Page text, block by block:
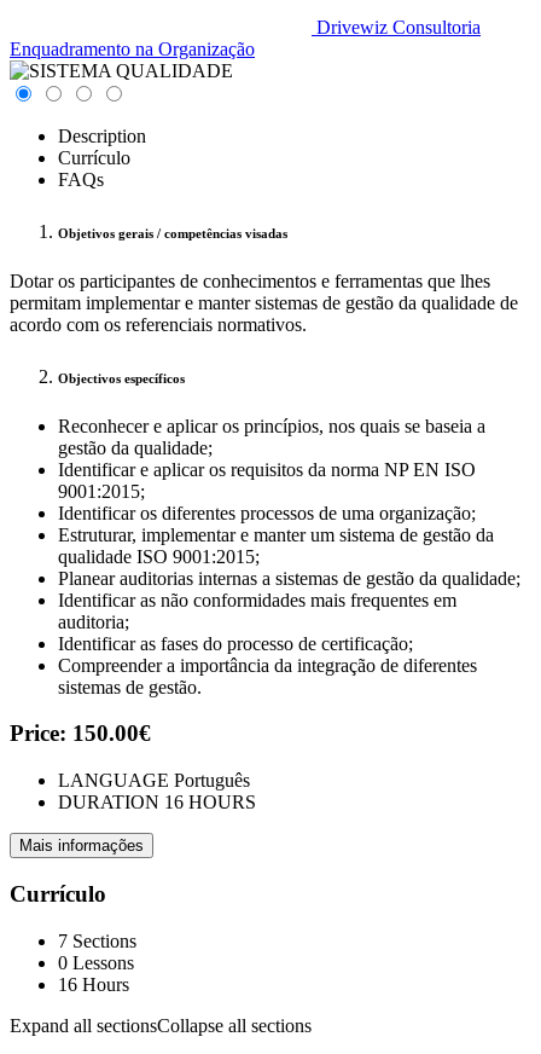
Drivewiz Consultoria
Enquadramento na Organização
Description
Currículo
FAQs
Objetivos gerais / competências visadas
Dotar os participantes de conhecimentos e ferramentas que lhes
permitam implementar e manter sistemas de gestão da qualidade de
acordo com os referenciais normativos.
Objectivos específicos
Reconhecer e aplicar os princípios, nos quais se baseia a
gestão da qualidade;
Identificar e aplicar os requisitos da norma NP EN ISO
9001:2015;
Identificar os diferentes processos de uma organização;
Estruturar, implementar e manter um sistema de gestão da
qualidade ISO 9001:2015;
Planear auditorias internas a sistemas de gestão da qualidade;
Identificar as não conformidades mais frequentes em
auditoria;
Identificar as fases do processo de certificação;
Compreender a importância da integração de diferentes
sistemas de gestão.
Price: 150.00€
LANGUAGE Português
DURATION 16 HOURS
Mais informações
Currículo
7 Sections
0 Lessons
16 Hours
Expand all sectionsCollapse all sections